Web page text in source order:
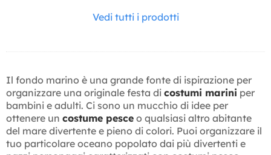
Vedi tutti i prodotti
Il fondo marino è una grande fonte di ispirazione per
organizzare una originale festa di costumi marini per
bambini e adulti. Ci sono un mucchio di idee per
ottenere un costume pesce o qualsiasi altro abitante
del mare divertente e pieno di colori. Puoi organizzare il
tuo particolare oceano popolato dai più divertenti e